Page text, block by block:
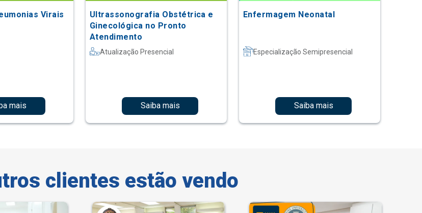
Virais
mais
Ultrassonografia Obstétrica e
Ginecológica no Pronto
Atendimento
Atualização Presencial
Saiba mais
Enfermagem Neonatal
Especialização Semipresencial
Saiba mais
clientes estão vendo